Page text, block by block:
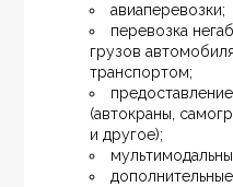
авиаперевозки;
перевозка
грузов
транспортом;
(автокраны,
и другое);